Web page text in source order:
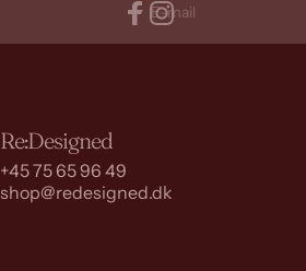
E-mail
Re:Designed
+45 75 65 96 49
shop@redesigned.dk